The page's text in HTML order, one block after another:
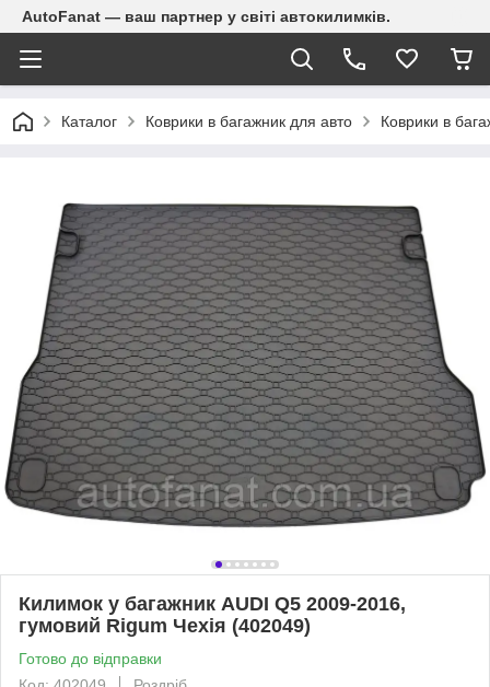
AutoFanat — ваш партнер у світі автокилимків.
Каталог Коврики в багажник для авто Коврики в
Килимок у багажник AUDI Q5 2009-2016,
гумовий Rigum Чехія (402049)
Готово до відправки